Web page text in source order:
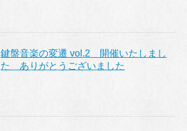
鍵盤音楽の変遷 vol.2 開催いたしまし
た ありがとうございました